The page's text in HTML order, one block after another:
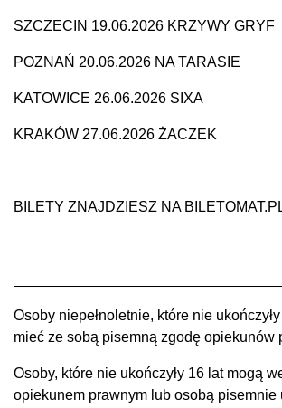
SZCZECIN 19.06.2026 KRZYWY GRYF
POZNAŃ 20.06.2026 NA TARASIE
KATOWICE 26.06.2026 SIXA
KRAKÓW 27.06.2026 ŻACZEK
BILETY ZNAJDZIESZ NA
Osoby niepełnoletnie, które nie
mieć ze sobą pisemną zgodę opiekunów
Osoby, które nie ukończyły 16 lat mogą
opiekunem prawnym lub osobą pisemnie